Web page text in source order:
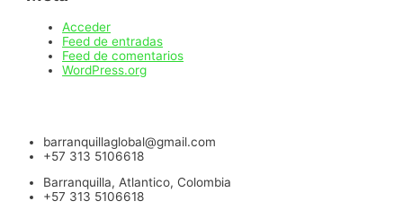
Acceder
Feed de entradas
Feed de comentarios
WordPress.org
barranquillaglobal@gmail.com
+57 313 5106618
Barranquilla, Atlantico, Colombia
+57 313 5106618